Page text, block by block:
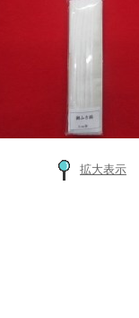
拡大表示